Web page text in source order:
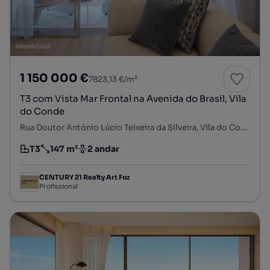
1 150 000 €7823,13 €/m²
T3 com Vista Mar Frontal na Avenida do Brasil, Vila
do Conde
Rua Doutor António Lúcio Teixeira da Silveira, Vila do Conde, Vila do Conde, Porto
Tipologia
T3
Preço por metro quadrado
147 m²
Andar 2 andar
CENTURY 21 Realty Art Foz
Profissional